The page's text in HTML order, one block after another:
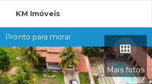
KM Imóveis
Mais fotos
Pronto para morar